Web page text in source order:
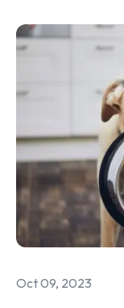
Oct 09, 2023